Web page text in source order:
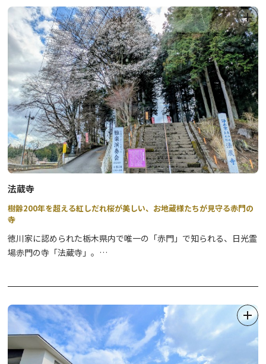
Q1：参加申込について
A：通年で自由参拝のため、お申し込みは不要です。
Q2：スタンプの押印について
A：自由に押していただけるように外に設置されています。但し、
如来寺は建物内（寺務所窓口）に設置されていますので、お寺の方
に気軽にお声がけ下さい。
【参拝にあたりご協力のお願い】行事や法要、その他寺社からの指
示があった場合は、従っていただきますようお願いいたします。
⇒詳細はこちら
●雲竜渓谷スノートレッキングNAOCのトレッキングツアーで一番
人気のあるツアーです。※健脚向き
⇒詳細はこちら
●奥日光スノーシュー奥日光の原生林の中で雪を楽しむ、どなたで
も参加できる楽しいツアーです。
⇒詳細はこちら
●奥日光エアボード&スノーシュースイスで生まれ、欧州ではすで
に人気沸騰中のエアボートを楽しむツアーです。
⇒詳細はこちら
●奥日光スノーサイクリング圧雪された緩やかな雪道のサイクリン
す。
⇒詳細はこちら
●BC. クロスカントリースキー奥日光で、上質なパウダースノーに
⇒ 詳細はこちら
その他の詳細は、公式WEBサイトをご確認ください。
法蔵寺
樹齢200年を超える紅しだれ桜が美しい、お地蔵様たちが見守る赤門の
寺
徳川家に認められた栃木県内で唯一の「赤門」で知られる、日光霊
場赤門の寺「法蔵寺」。
写経や写仏、念仏、瞑想が体験できますので、非日常体験としてい
かがですか？
※詳細は直接お寺までお問い合わせください。